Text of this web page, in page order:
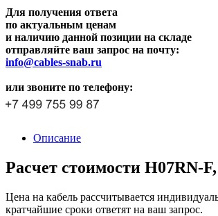
Для получения ответа
по актуальным ценам
и наличию данной позиции на складе
отправляйте ваш запрос на почту:
info@cables-snab.ru
или звоните по телефону:
Описание
Расчет стоимости H07RN-
Цена на кабель рассчитывается
кратчайшие сроки ответят на ваш запрос.